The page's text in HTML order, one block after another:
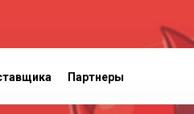
Партнеры